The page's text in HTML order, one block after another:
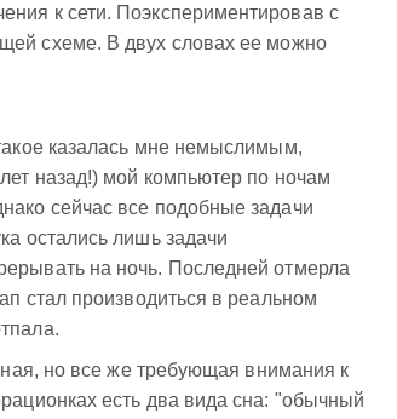
к сети. Поэкспериментировав с
схеме. В двух словах ее можно
казалась мне немыслимым,
назад!) мой компьютер по ночам
сейчас все подобные задачи
остались лишь задачи
на ночь. Последней отмерла
стал производиться в реальном
но все же требующая внимания к
есть два вида сна: "обычный